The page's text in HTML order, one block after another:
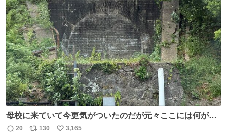
ト
数
数
母校に来ていて今更気がついたのだが元々ここには何があ
ったのだろう…？_:(´ཀ`」 ∠):
20 130 3,165